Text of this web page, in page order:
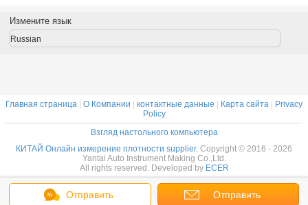
в
ценой Made in
China
плотности с
Made in China
сделанный в
Made in
Отправить Отправить
Измените язык
Russian
Главная страница | О Компании | контактные данные | Карта сайта | Privacy
Policy
Взгляд настольного компьютера
КИТАЙ Онлайн измерение плотности supplier. Copyright © 2016 - 2026
Yantai Auto Instrument Making Co.,Ltd.
All rights reserved. Developed by ECER